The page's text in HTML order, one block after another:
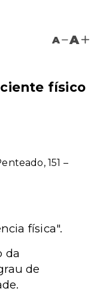
A A
físico
151 –
física".
da
de